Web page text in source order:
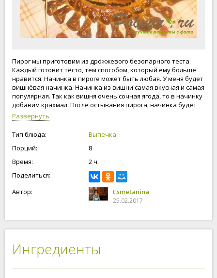
Пирог мы приготовим из дрожжевого безопарного теста.
Каждый готовит тесто, тем способом, который ему больше
нравится. Начинка в пироге может быть любая. У меня будет
вишнёвая начинка. Начинка из вишни самая вкусная и самая
популярная. Так как вишня очень сочная ягода, то в начинку
добавим крахмал. После остывания пирога, начинка будет
желеобразная. Формовка пирога, может быть любая, а
приготовлю в форме зеркала, поэтому и название такое
красивое "Зеркальце". Приступим!
Развернуть
Тип блюда:
Выпечка
Порций:
8
Время:
2 ч.
Поделиться:
Автор:
t.smetanina
25.02.2017
Ингредиенты